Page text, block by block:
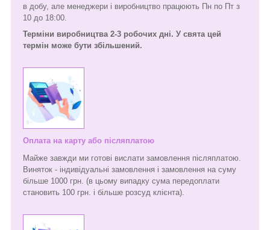
в добу, але менеджери і виробництво працюють Пн по Пт з
10 до 18:00.
Терміни виробництва 2-3 робочих дні. У свята цей
термін може бути збільшений.
Оплата на карту або післяплатою
Майже завжди ми готові вислати замовлення післяплатою.
Виняток - індивідуальні замовлення і замовлення на суму
більше 1000 грн. (в цьому випадку сума передоплати
становить 100 грн. і більше розсуд клієнта).